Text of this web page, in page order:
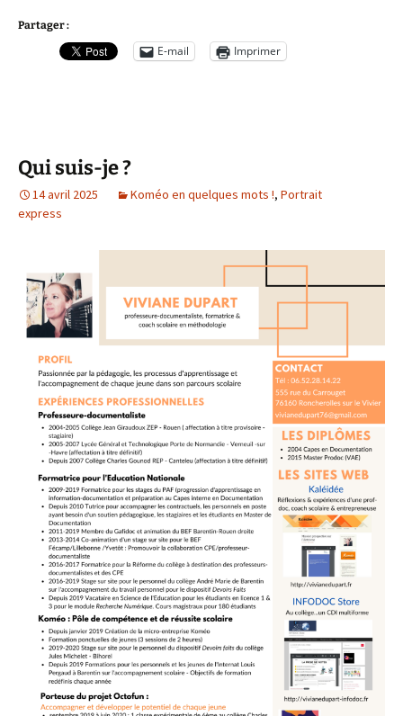
Partager :
E-mail Imprimer
Qui suis-je ?
14 avril 2025 Koméo en quelques mots !, Portrait
express